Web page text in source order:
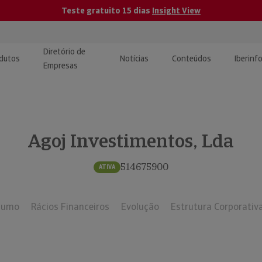
Teste gratuito 15 dias Insight View
e Monitorização de
Diretório de
Empresas
Notícias Conteúdos
| Estudos e
Agoj Investimentos, Lda
ATIVA 514675900
Rácios Financeiros Evolução Estrutura Corporativa